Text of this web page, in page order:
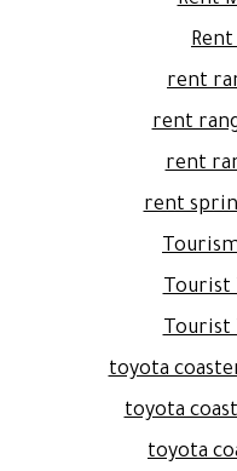
Rent
rent
rent
rent
rent
toyota
toyota
toyota